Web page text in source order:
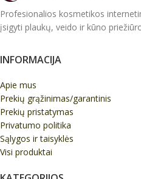
Profesionalios kosmetikos
įsigyti plaukų, veido ir kūno
INFORMACIJA
Apie mus
Prekių grąžinimas/garantinis
Prekių pristatymas
Privatumo politika
Sąlygos ir taisyklės
Visi produktai